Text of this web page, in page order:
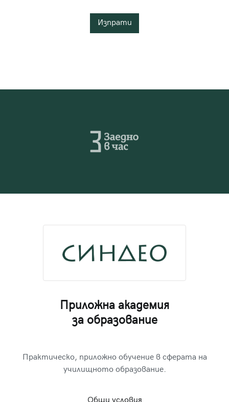
Приложна академия
за образование
Практическо, приложно обучение в сферата на
училищното образование.